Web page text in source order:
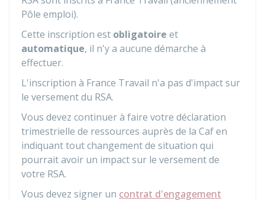
Pôle emploi).
Cette inscription est obligatoire et
automatique, il n'y a aucune démarche à
effectuer.
L'inscription à France Travail n'a pas d'impact sur
le versement du RSA.
Vous devez continuer à faire votre déclaration
trimestrielle de ressources auprès de la Caf en
indiquant tout changement de situation qui
pourrait avoir un impact sur le versement de
votre RSA.
Vous devez signer un contrat d'engagement